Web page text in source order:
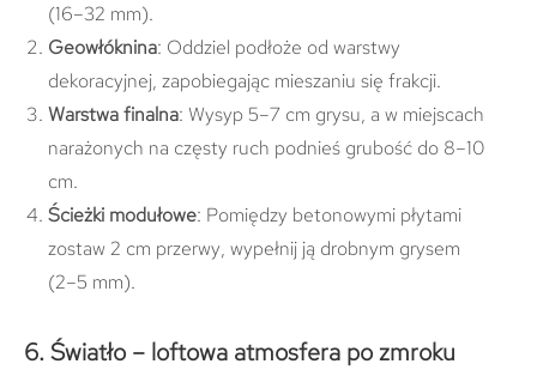
(16–32 mm).
Geowłóknina: Oddziel podłoże od warstwy
dekoracyjnej, zapobiegając mieszaniu się frakcji.
Warstwa finalna: Wysyp 5–7 cm grysu, a w miejscach
narażonych na częsty ruch podnieś grubość do 8–10
cm.
Ścieżki modułowe: Pomiędzy betonowymi płytami
zostaw 2 cm przerwy, wypełnij ją drobnym grysem
(2–5 mm).
6. Światło – loftowa atmosfera po zmroku